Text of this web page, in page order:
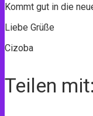
Kommt gut in die
Liebe Grüße
Cizoba
Teilen mit: